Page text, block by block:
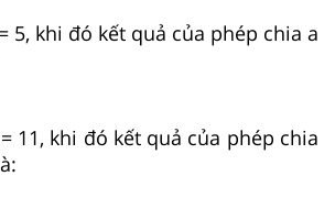
5, khi đó kết quả của phép chia a
11, khi đó kết quả của phép chia